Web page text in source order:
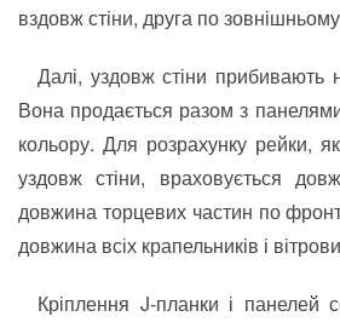
вздовж стіни, друга по
Далі, уздовж стіни прибивають
Вона продається разом з
кольору. Для розрахунку рейки,
уздовж стіни, враховується
довжина торцевих частин по
довжина всіх крапельників і
Кріплення J-планки і панелей